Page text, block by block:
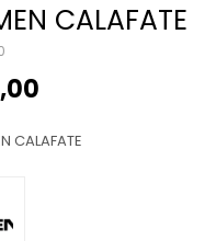
CALAFATE
CALAFATE